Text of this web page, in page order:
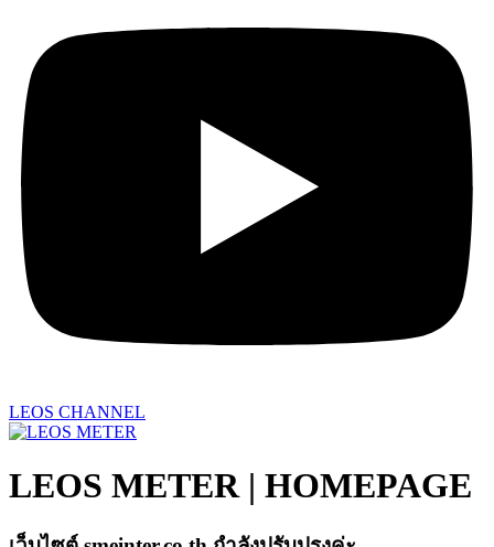
LEOS CHANNEL
LEOS METER | HOMEPAGE